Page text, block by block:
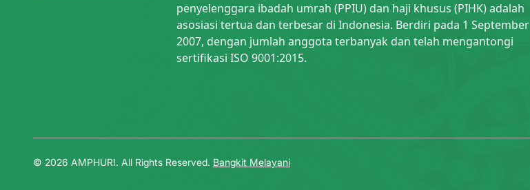
penyelenggara ibadah umrah (PPIU) dan haji khusus (PIHK) adalah
asosiasi tertua dan terbesar di Indonesia. Berdiri pada 1 September
2007, dengan jumlah anggota terbanyak dan telah mengantongi
sertifikasi ISO 9001:2015.
© 2026 AMPHURI. All Rights Reserved. Bangkit Melayani